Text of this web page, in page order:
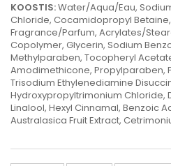
KOOSTIS:Water/Aqua/Eau,
Chloride, Cocamidopropyl
Fragrance/Parfum, Acrylates/
Copolymer, Glycerin, Sodium
Methylparaben, Tocopheryl
Amodimethicone, Propylparaben,
Trisodium Ethylenediamine
Hydroxypropyltrimonium Chloride,
Linalool, Hexyl Cinnamal, Benzoic
Australasica Fruit Extract,